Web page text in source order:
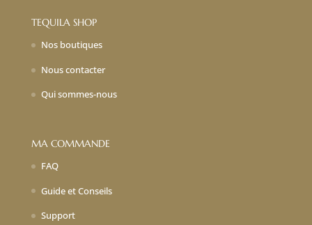
TEQUILA SHOP
Nos boutiques
Nous contacter
Qui sommes-nous
MA COMMANDE
FAQ
Guide et Conseils
Support